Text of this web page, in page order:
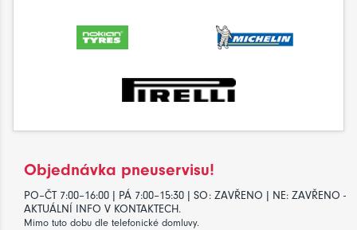
Objednávka pneuservisu!
PO–ČT 7:00–16:00 | PÁ 7:00–15:30 | SO: ZAVŘENO | NE: ZAVŘENO -
AKTUÁLNÍ INFO V KONTAKTECH.
Mimo tuto dobu dle telefonické domluvy.